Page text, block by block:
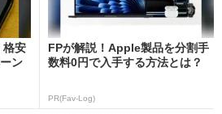
格安
ン
FPが解説！Apple製品を分割手
数料0円で入手する方法とは？
PR(Fav-Log)